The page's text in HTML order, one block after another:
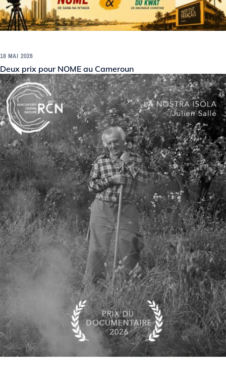
18 MAI 2026
Deux prix pour NOME au Cameroun